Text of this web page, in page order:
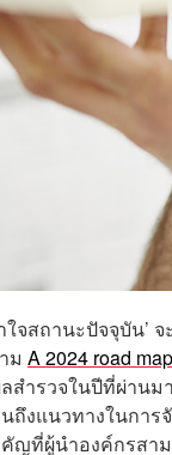
ใจสถานะปัจจุบัน
ม A 2024 road
สำรวจในปีที่ผ่าน
ถึงแนวทางในกา
คัญที่ผู้นำองค์กรส